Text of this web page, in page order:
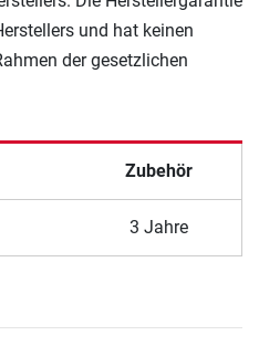
und hat keinen
der gesetzlichen
Zubehör
3 Jahre